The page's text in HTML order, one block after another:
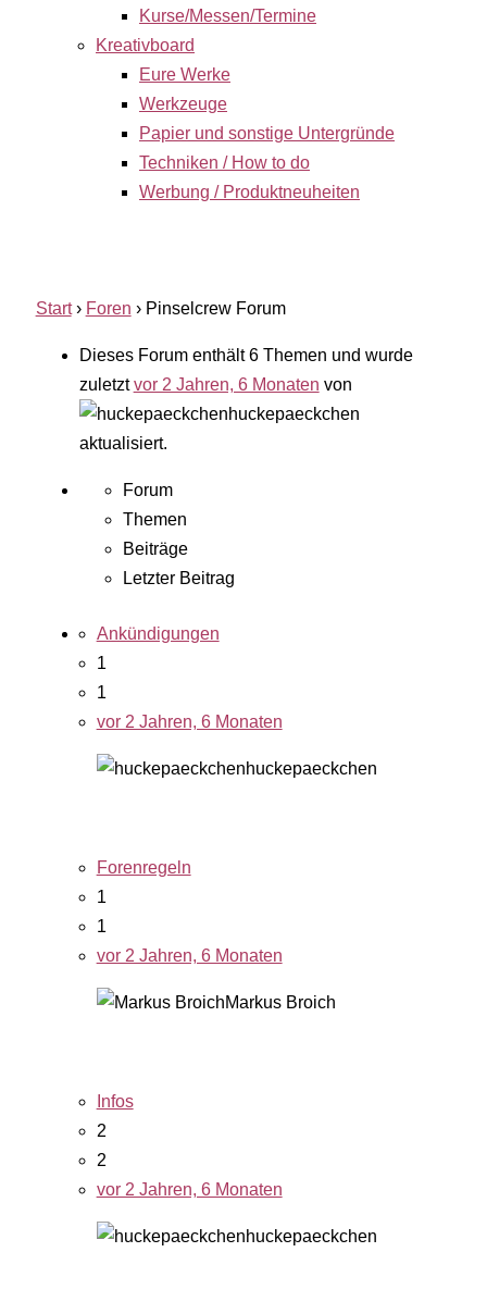
Kurse/Messen/Termine
Kreativboard
Eure Werke
Werkzeuge
Papier und sonstige Untergründe
Techniken / How to do
Werbung / Produktneuheiten
Start › Foren › Pinselcrew Forum
Dieses Forum enthält 6 Themen und wurde
zuletztvor 2 Jahren, 6 Monaten von
huckepaeckchen
aktualisiert.
Forum
Themen
Beiträge
Letzter Beitrag
Ankündigungen
1
1
vor 2 Jahren, 6 Monaten
huckepaeckchen
Forenregeln
1
1
vor 2 Jahren, 6 Monaten
Markus Broich
Infos
2
2
vor 2 Jahren, 6 Monaten
huckepaeckchen